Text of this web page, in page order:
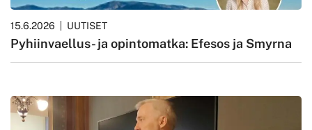
15.6.2026 UUTISET
Pyhiinvaellus- ja opintomatka: Efesos ja Smyrna